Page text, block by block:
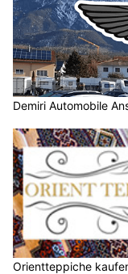
Demiri Automobile
Orientteppiche